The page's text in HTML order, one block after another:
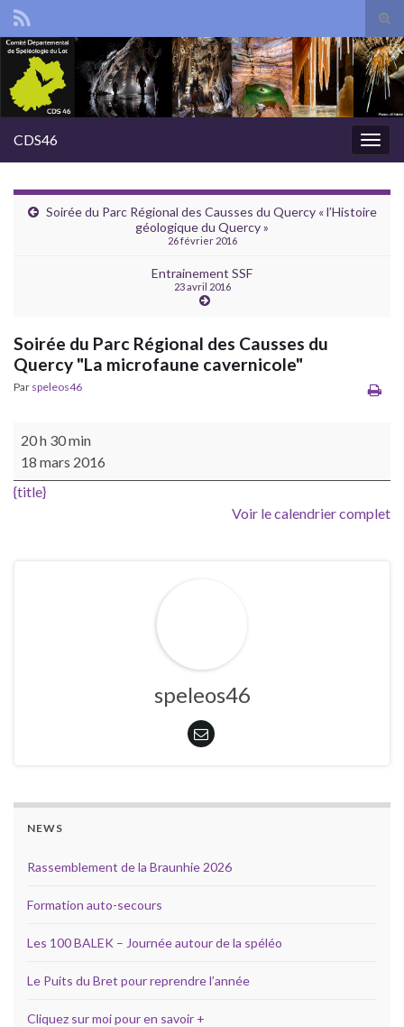
Search for:
CDS46
Soirée du Parc Régional des Causses du Quercy « l’Histoire
géologique du Quercy »
26 février 2016
Entrainement SSF
23 avril 2016
Soirée du Parc Régional des Causses du
Quercy "La microfaune cavernicole"
Par speleos46
Soirée du Parc Régional des Causses du Quercy "La
20 h 30 min
18 mars 2016
{title}
Voir le calendrier complet
speleos46
NEWS
Rassemblement de la Braunhie 2026
Formation auto-secours
Les 100 BALEK – Journée autour de la spéléo
Le Puits du Bret pour reprendre l’année
Cliquez sur moi pour en savoir +